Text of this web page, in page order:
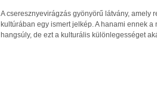
A cseresznyevirágzás gyönyörű látvány, amely
kultúrában egy ismert jelkép. A hanami ennek
hangsúly, de ezt a kulturális különlegességet